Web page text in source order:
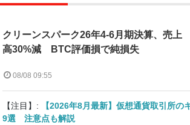
クリーンスパーク26年4-6月期決算、売上
高30%減 BTC評価損で純損失
08/08 09:55
【注目】:
【2026年8月最新】仮想通貨取引所の
9選 注意点も解説